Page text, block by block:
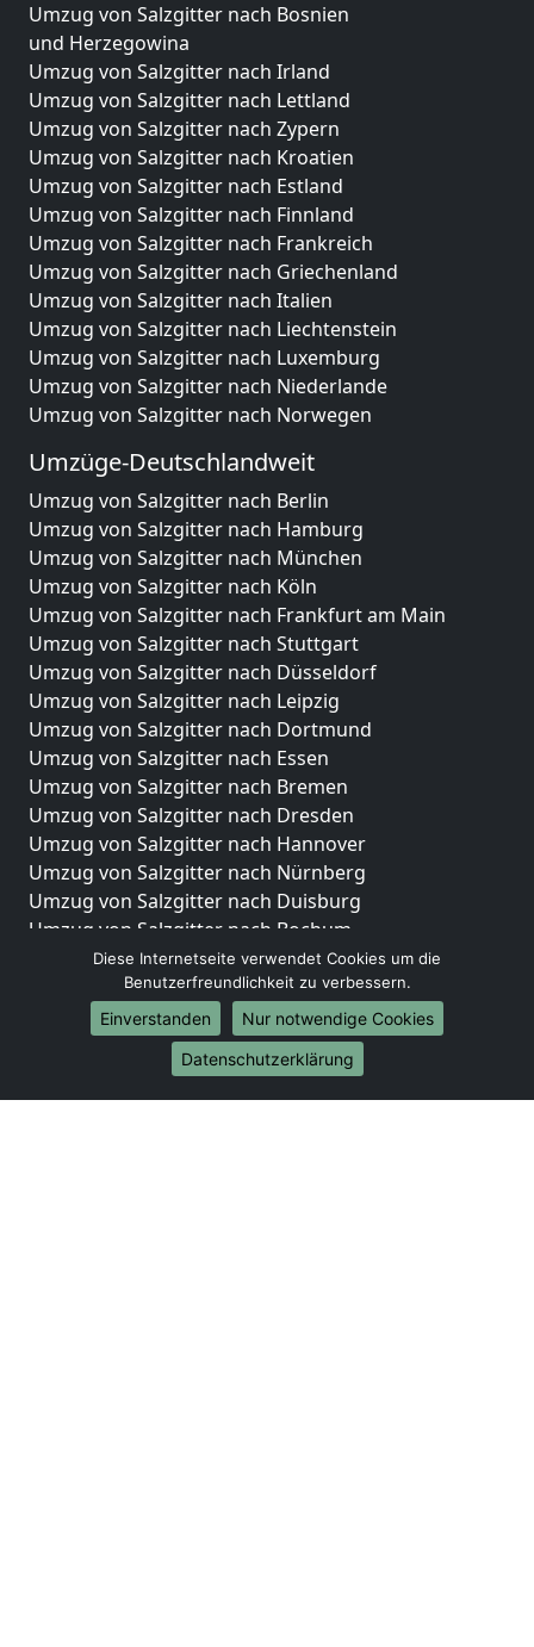
Umzug von Salzgitter nach Bosnien
und Herzegowina
Umzug von Salzgitter nach Irland
Umzug von Salzgitter nach Lettland
Umzug von Salzgitter nach Zypern
Umzug von Salzgitter nach Kroatien
Umzug von Salzgitter nach Estland
Umzug von Salzgitter nach Finnland
Umzug von Salzgitter nach Frankreich
Umzug von Salzgitter nach Griechenland
Umzug von Salzgitter nach Italien
Umzug von Salzgitter nach Liechtenstein
Umzug von Salzgitter nach Luxemburg
Umzug von Salzgitter nach Niederlande
Umzug von Salzgitter nach Norwegen
Umzüge-Deutschlandweit
Umzug von Salzgitter nach Berlin
Umzug von Salzgitter nach Hamburg
Umzug von Salzgitter nach München
Umzug von Salzgitter nach Köln
Umzug von Salzgitter nach Frankfurt am Main
Umzug von Salzgitter nach Stuttgart
Umzug von Salzgitter nach Düsseldorf
Umzug von Salzgitter nach Leipzig
Umzug von Salzgitter nach Dortmund
Umzug von Salzgitter nach Essen
Umzug von Salzgitter nach Bremen
Umzug von Salzgitter nach Dresden
Umzug von Salzgitter nach Hannover
Umzug von Salzgitter nach Nürnberg
Umzug von Salzgitter nach Duisburg
Umzug von Salzgitter nach Bochum
Umzug von Salzgitter nach Wuppertal
Umzug von Salzgitter nach Bielefeld
Umzug von Salzgitter nach Bonn
Umzug von Salzgitter nach Münster
Diese Internetseite verwendet Cookies um die
Benutzerfreundlichkeit zu verbessern.
Einverstanden
Nur notwendige Cookies
Datenschutzerklärung